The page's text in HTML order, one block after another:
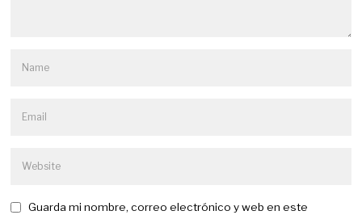
Guarda mi nombre, correo electrónico y web en este